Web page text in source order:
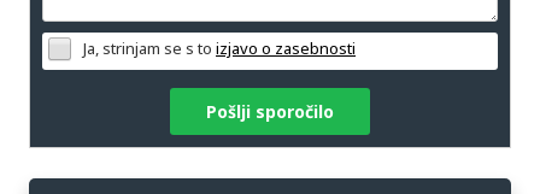
Ja, strinjam se s to izjavo o zasebnosti
Pošlji sporočilo